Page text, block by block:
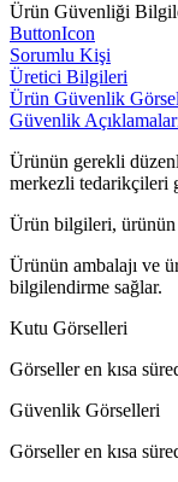
Ürün Güvenliği
ButtonIcon
Sorumlu Kişi
Üretici Bilgileri
Ürün Güvenlik
Güvenlik
Ürünün gerekli
merkezli tedarikçileri
Ürün bilgileri,
Ürünün ambalajı ve
bilgilendirme sağlar.
Kutu Görselleri
Görseller en kısa
Güvenlik Görselleri
Görseller en kısa